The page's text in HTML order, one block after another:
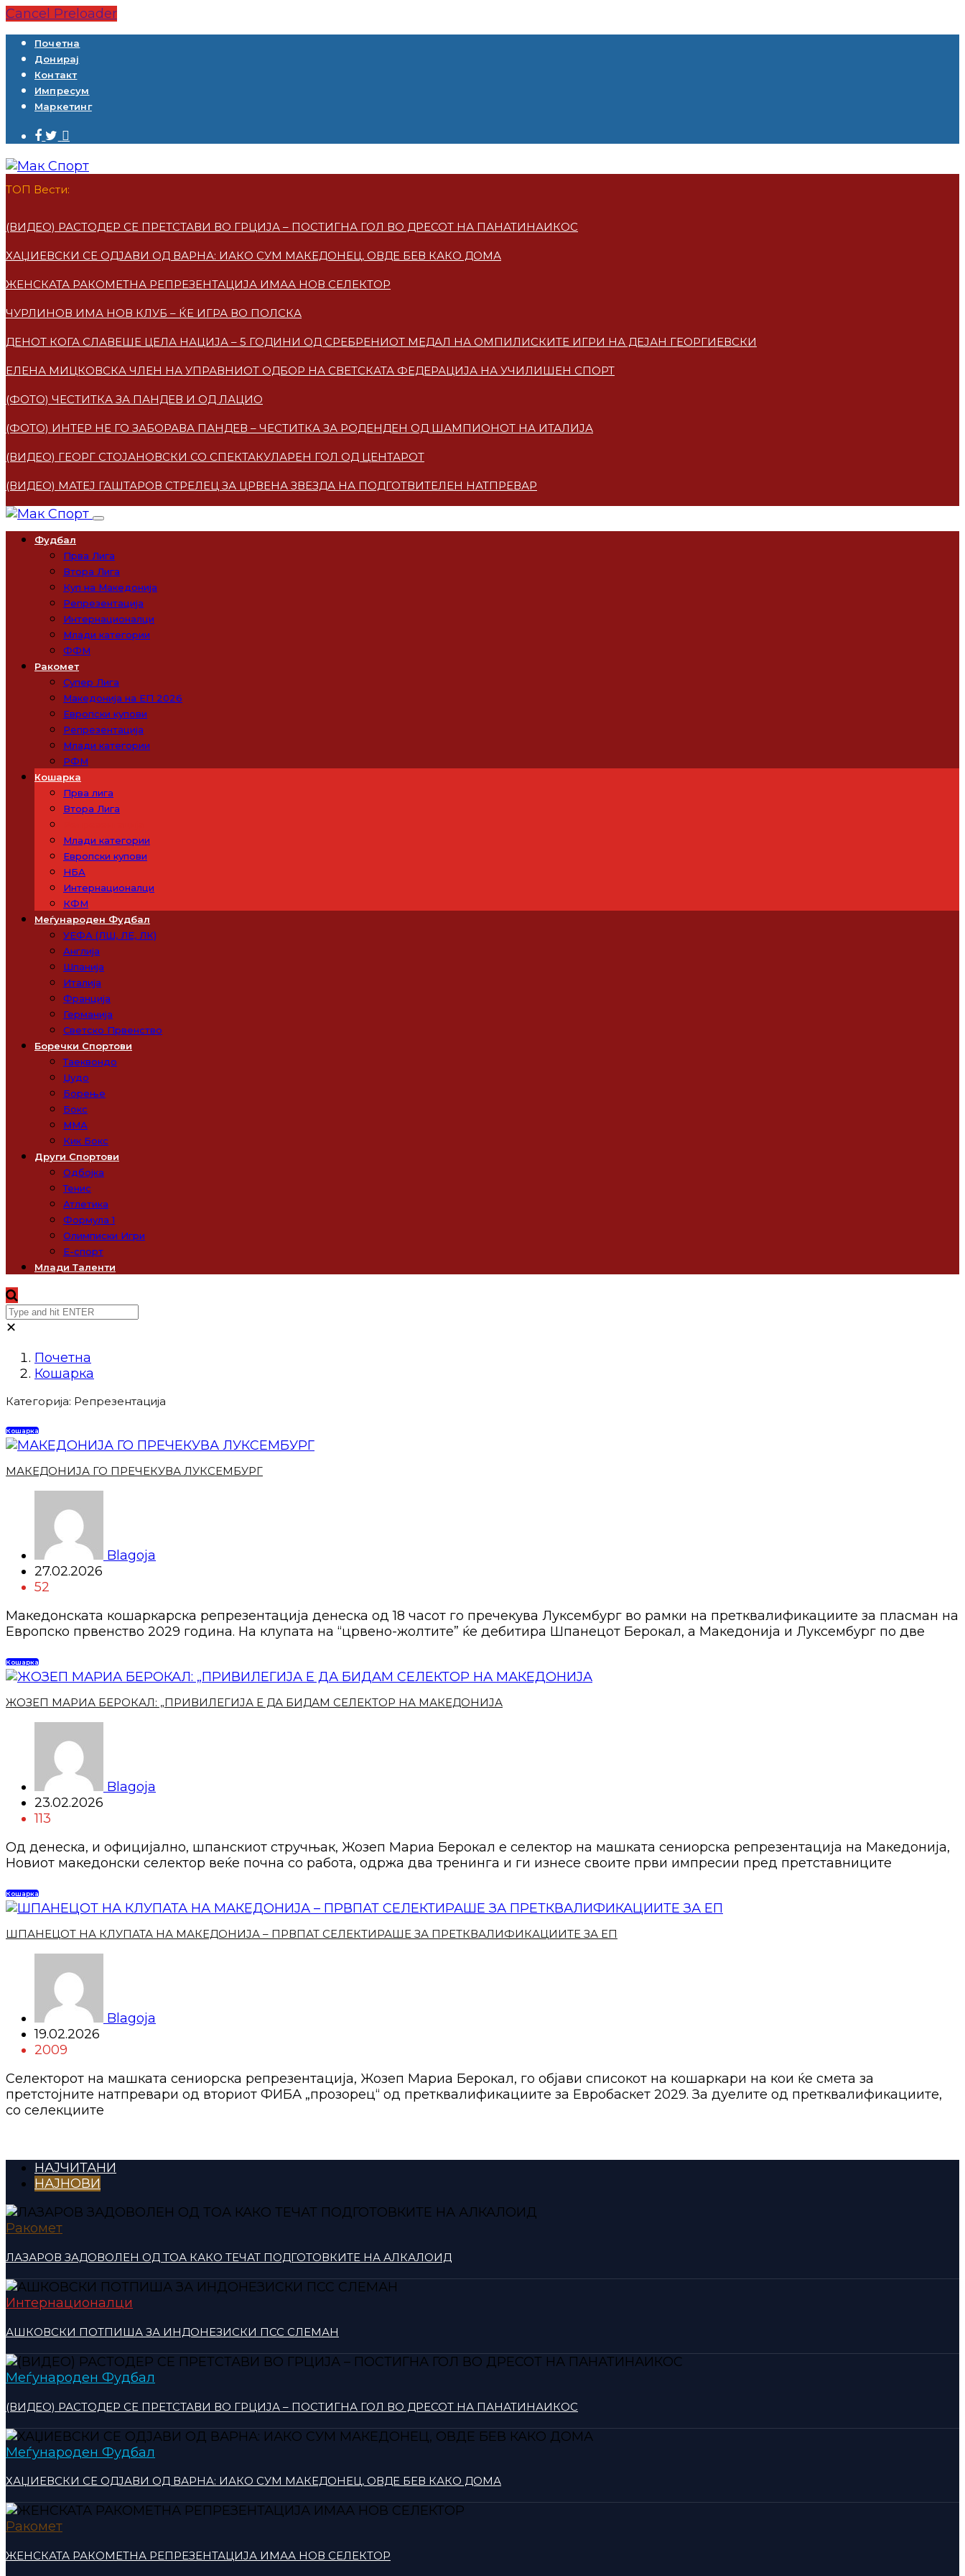
Cancel Preloader
Почетна
Донирај
Контакт
Импресум
Маркетинг
ТОП Вести:
(ВИДЕО) РАСТОДЕР СЕ ПРЕТСТАВИ ВО ГРЦИЈА – ПОСТИГНА ГОЛ ВО ДРЕСОТ НА ПАНАТИНАИКОС
ХАЏИЕВСКИ СЕ ОДЈАВИ ОД ВАРНА: ИАКО СУМ МАКЕДОНЕЦ, ОВДЕ БЕВ КАКО ДОМА
ЖЕНСКАТА РАКОМЕТНА РЕПРЕЗЕНТАЦИЈА ИМАА НОВ СЕЛЕКТОР
ЧУРЛИНОВ ИМА НОВ КЛУБ – ЌЕ ИГРА ВО ПОЛСКА
ДЕНОТ КОГА СЛАВЕШЕ ЦЕЛА НАЦИЈА – 5 ГОДИНИ ОД СРЕБРЕНИОТ МЕДАЛ НА ОМПИЛИСКИТЕ ИГРИ НА ДЕЈАН ГЕОРГИЕВСКИ
ЕЛЕНА МИЦКОВСКA ЧЛЕН НА УПРАВНИОТ ОДБОР НА СВЕТСКАТА ФЕДЕРАЦИЈА НА УЧИЛИШЕН СПОРТ
(ФОТО) ЧЕСТИТКА ЗА ПАНДЕВ И ОД ЛАЦИО
(ФОТО) ИНТЕР НЕ ГО ЗАБОРАВА ПАНДЕВ – ЧЕСТИТКА ЗА РОДЕНДЕН ОД ШАМПИОНОТ НА ИТАЛИЈА
(ВИДЕО) ГЕОРГ СТОЈАНОВСКИ СО СПЕКТАКУЛАРЕН ГОЛ ОД ЦЕНТАРОТ
(ВИДЕО) МАТЕЈ ГАШТАРОВ СТРЕЛЕЦ ЗА ЦРВЕНА ЗВЕЗДА НА ПОДГОТВИТЕЛЕН НАТПРЕВАР
Фудбал
Прва Лига
Втора Лига
Куп на Македонија
Репрезентација
Интернационалци
Млади категории
ФФМ
Ракомет
Супер Лига
Македонија на ЕП 2026
Европски купови
Репрезентација
Млади категории
РФМ
Кошарка
Прва лига
Втора Лига
Млади категории
Европски купови
НБА
Интернационалци
КФМ
Меѓународен Фудбал
УЕФА (ЛШ, ЛЕ, ЛК)
Англија
Шпанија
Италија
Франција
Германија
Светско Првенство
Боречки Спортови
Таеквондо
Џудо
Борење
Бокс
ММА
Кик Бокс
Други Спортови
Одбојка
Тенис
Атлетика
Формула 1
Олимписки Игри
Е-спорт
Млади Таленти
✕
Почетна
Кошарка
Категорија: Репрезентација
Кошарка
МАКЕДОНИЈА ГО ПРЕЧЕКУВА ЛУКСЕМБУРГ
Blagoja
27.02.2026
52
Македонската кошаркарска репрезентација денеска од 18 часот го пречекува Луксембург во рамки на претквалификациите за пласман на
Европско првенство 2029 година. На клупата на “црвено-жолтите” ќе дебитира Шпанецот Берокал, а Македонија и Луксембург по две
Кошарка
ЖОЗЕП МАРИА БЕРОКАЛ: „ПРИВИЛЕГИЈА Е ДА БИДАМ СЕЛЕКТОР НА МАКЕДОНИЈА
Blagoja
23.02.2026
113
Од денеска, и официјално, шпанскиот стручњак, Жозеп Мариа Берокал е селектор на машката сениорска репрезентација на Македонија,
Новиот македонски селектор веќе почна со работа, одржа два тренинга и ги изнесе своите први импресии пред претставниците
Кошарка
ШПАНЕЦОТ НА КЛУПАТА НА МАКЕДОНИЈА – ПРВПАТ СЕЛЕКТИРАШЕ ЗА ПРЕТКВАЛИФИКАЦИИТЕ ЗА ЕП
Blagoja
19.02.2026
2009
Селекторот на машката сениорска репрезентација, Жозеп Мариа Берокал, го објави списокот на кошаркари на кои ќе смета за
претстојните натпревари од вториот ФИБА „прозорец“ од претквалификациите за Евробаскет 2029. За дуелите од претквалификациите,
со селекциите
НАЈЧИТАНИ
НАЈНОВИ
Ракомет
ЛАЗАРОВ ЗАДОВОЛЕН ОД ТОА КАКО ТЕЧАТ ПОДГОТОВКИТЕ НА АЛКАЛОИД
Интернационалци
АШКОВСКИ ПОТПИША ЗА ИНДОНЕЗИСКИ ПСС СЛЕМАН
Меѓународен Фудбал
(ВИДЕО) РАСТОДЕР СЕ ПРЕТСТАВИ ВО ГРЦИЈА – ПОСТИГНА ГОЛ ВО ДРЕСОТ НА ПАНАТИНАИКОС
Меѓународен Фудбал
ХАЏИЕВСКИ СЕ ОДЈАВИ ОД ВАРНА: ИАКО СУМ МАКЕДОНЕЦ, ОВДЕ БЕВ КАКО ДОМА
Ракомет
ЖЕНСКАТА РАКОМЕТНА РЕПРЕЗЕНТАЦИЈА ИМАА НОВ СЕЛЕКТОР